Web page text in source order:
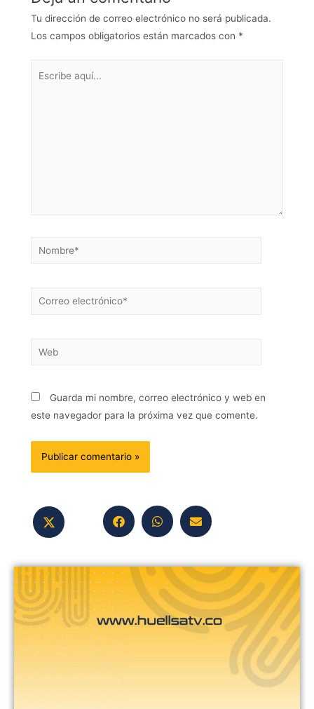
Tu dirección de correo electrónico no será publicada.
Los campos obligatorios están marcados con *
Guarda mi nombre, correo electrónico y web en
este navegador para la próxima vez que comente.